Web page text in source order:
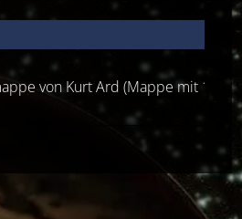
von Kurt Ard (Mappe mit 18